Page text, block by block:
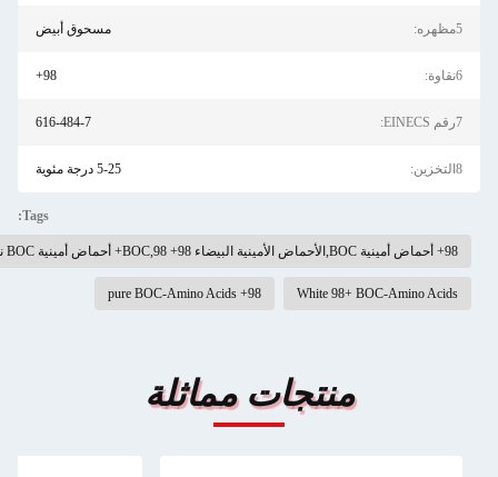
مسحوق أبيض
616-484-7
White 98+ BOC-Amino Acids
منتجات مماثلة